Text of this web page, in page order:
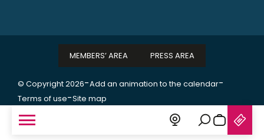
Search
© Copyright 2026-Add an animation to the calendar-
Terms of use-Site map
MEMBERS’ AREA PRESS AREA